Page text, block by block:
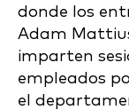
donde los
Adam
imparten
empleados
el